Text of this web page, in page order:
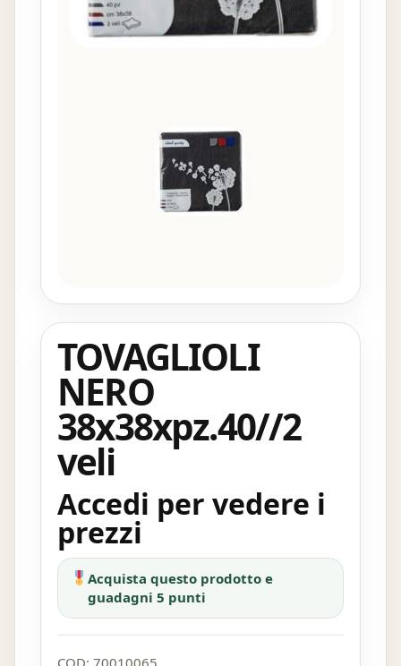
TOVAGLIOLI
NERO
38x38xpz.40//2
veli
Accedi per vedere i
prezzi
Acquista questo prodotto e
guadagni 5 punti
COD: 70010065